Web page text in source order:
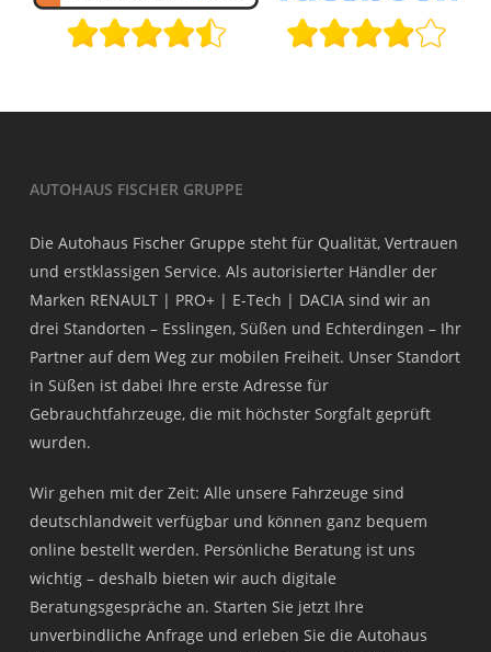
AUTOHAUS FISCHER GRUPPE
Die Autohaus Fischer Gruppe steht für Qualität, Vertrauen
und erstklassigen Service. Als autorisierter Händler der
Marken RENAULT | PRO+ | E-Tech | DACIA sind wir an
drei Standorten – Esslingen, Süßen und Echterdingen – Ihr
Partner auf dem Weg zur mobilen Freiheit. Unser Standort
in Süßen ist dabei Ihre erste Adresse für
Gebrauchtfahrzeuge, die mit höchster Sorgfalt geprüft
wurden.
Wir gehen mit der Zeit: Alle unsere Fahrzeuge sind
deutschlandweit verfügbar und können ganz bequem
online bestellt werden. Persönliche Beratung ist uns
wichtig – deshalb bieten wir auch digitale
Beratungsgespräche an. Starten Sie jetzt Ihre
unverbindliche Anfrage und erleben Sie die Autohaus